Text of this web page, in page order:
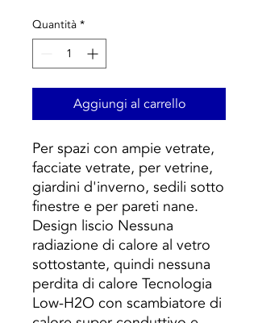
Quantità *
Aggiungi al carrello
Per spazi con ampie vetrate,
facciate vetrate, per vetrine,
giardini d'inverno, sedili sotto
finestre e per pareti nane.
Design liscio Nessuna
radiazione di calore al vetro
sottostante, quindi nessuna
perdita di calore Tecnologia
Low-H2O con scambiatore di